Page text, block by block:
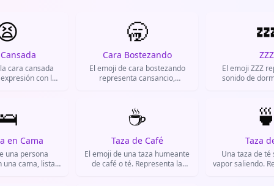
cara cansada
con los
o
extremo. Es
y TikTok
a situaciones
ya no das
🥱
Cara Bostezando
El emoji de cara bostezando
representa cansancio,
para expresar que algo es
tedioso, que tienes sueño o que
no te interesa.
ZZZ
El emoji ZZZ
sonido de
aburrido o que
Muy usado en
decir que te
que algo te
en Cama
una persona
una cama, lista
☕
Taza de Café
El emoji de una taza humeante
de café o té. Representa la
🍵
Taza
Una taza de té
vapor saliendo.